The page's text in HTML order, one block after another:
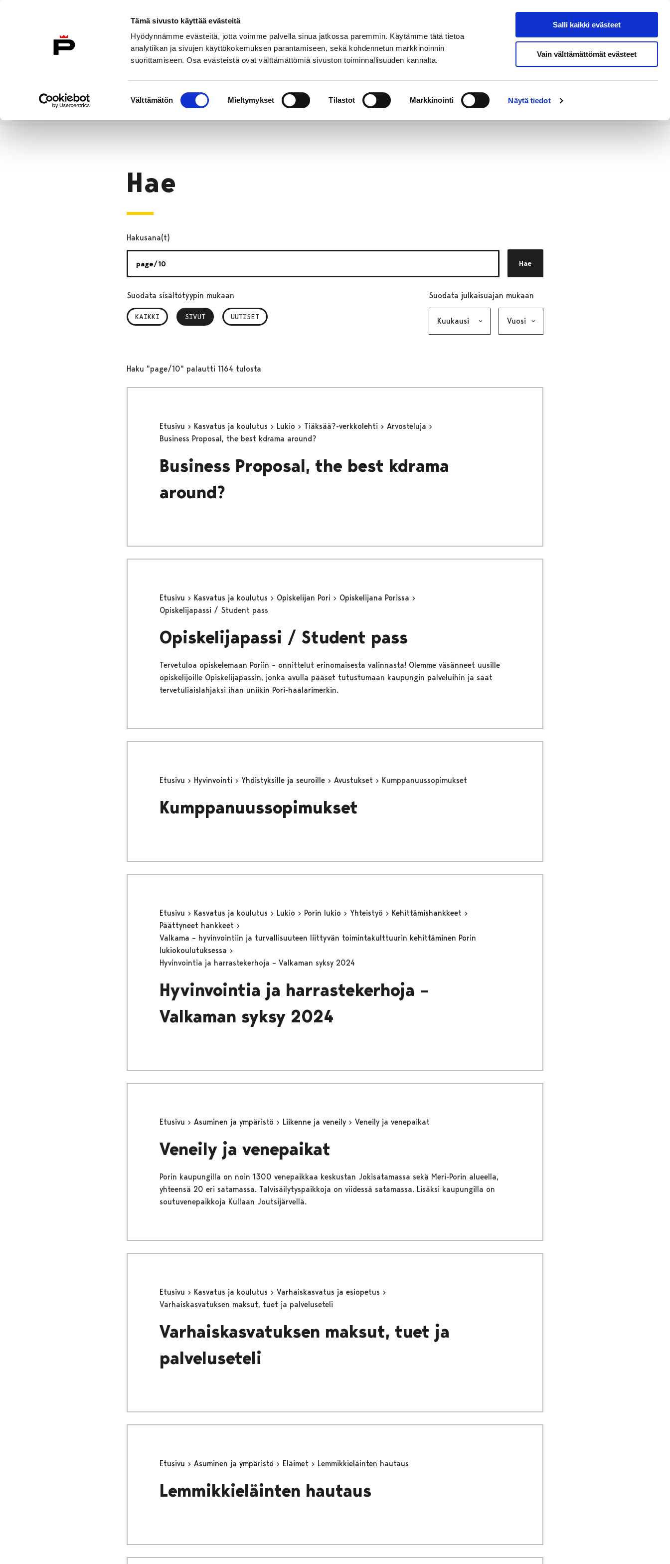
Tämä sivusto käyttää evästeitä
Hyödynnämme evästeitä, jotta voimme palvella sinua jatkossa paremmin. Käytämme tätä tietoa
analytiikan ja sivujen käyttökokemuksen parantamiseen, sekä kohdennetun markkinoinnin
suorittamiseen. Osa evästeistä ovat välttämättömiä sivuston toiminnallisuuden kannalta.
valinta
Välttämätön Mieltymykset Tilastot Markkinointi Näytä tiedot
Salli kaikki evästeet
Vain välttämättömät evästeet
Etusivulle
Hae sivustolta
Etusivu
Hae
Hakusana(t)
Hae
Suodata sisältötyypin mukaan
KAIKKI SIVUT
, VALITTU UUTISET
Suodata julkaisuajan mukaan
Haku "page/10" palautti 1164 tulosta
Etusivu Kasvatus ja koulutus Lukio Tiäksää?-verkkolehti
Arvosteluja
Business Proposal, the best kdrama around?
Business Proposal, the best kdrama
around?
Etusivu Kasvatus ja koulutus Opiskelijan Pori
Opiskelijana Porissa
Opiskelijapassi / Student pass
Opiskelijapassi / Student pass
Tervetuloa opiskelemaan Poriin – onnittelut erinomaisesta valinnasta! Olemme väsänneet uusille
opiskelijoille Opiskelijapassin, jonka avulla pääset tutustumaan kaupungin palveluihin ja saat
tervetuliaislahjaksi ihan uniikin Pori-haalarimerkin.
Etusivu Hyvinvointi Yhdistyksille ja seuroille Avustukset Kumppanuussopimukset
Kumppanuussopimukset
Etusivu Kasvatus ja koulutus Lukio Porin lukio Yhteistyö
Kehittämishankkeet
Päättyneet hankkeet
Valkama – hyvinvointiin ja turvallisuuteen liittyvän toimintakulttuurin kehittäminen Porin
lukiokoulutuksessa
Hyvinvointia ja harrastekerhoja – Valkaman syksy 2024
Hyvinvointia ja harrastekerhoja –
Valkaman syksy 2024
Etusivu Asuminen ja ympäristö Liikenne ja veneily Veneily ja venepaikat
Veneily ja venepaikat
Porin kaupungilla on noin 1300 venepaikkaa keskustan Jokisatamassa sekä Meri-Porin alueella,
yhteensä 20 eri satamassa. Talvisäilytyspaikkoja on viidessä satamassa. Lisäksi kaupungilla on
soutuvenepaikkoja Kullaan Joutsijärvellä.
Etusivu Kasvatus ja koulutus
Varhaiskasvatus ja esiopetus
Varhaiskasvatuksen maksut, tuet ja palveluseteli
Varhaiskasvatuksen maksut, tuet ja
palveluseteli
Etusivu Asuminen ja ympäristö Eläimet Lemmikkieläinten hautaus
Lemmikkieläinten hautaus